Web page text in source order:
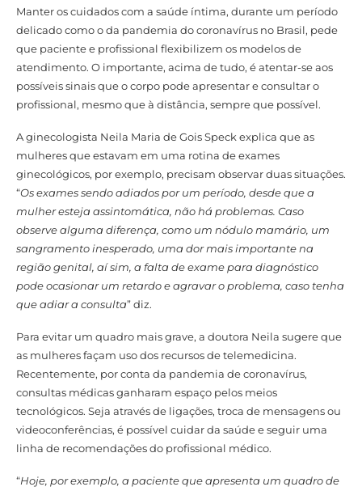
Manter os cuidados com a saúde íntima, durante um período
delicado como o da pandemia do coronavírus no Brasil, pede
que paciente e profissional flexibilizem os modelos de
atendimento. O importante, acima de tudo, é atentar-se aos
possíveis sinais que o corpo pode apresentar e consultar o
profissional, mesmo que à distância, sempre que possível.
A ginecologista Neila Maria de Gois Speck explica que as
mulheres que estavam em uma rotina de exames
ginecológicos, por exemplo, precisam observar duas situações.
“Os exames sendo adiados por um período, desde que a
mulher esteja assintomática, não há problemas. Caso
observe alguma diferença, como um nódulo mamário, um
sangramento inesperado, uma dor mais importante na
região genital, aí sim, a falta de exame para diagnóstico
pode ocasionar um retardo e agravar o problema, caso tenha
que adiar a consulta” diz.
Para evitar um quadro mais grave, a doutora Neila sugere que
as mulheres façam uso dos recursos de telemedicina.
Recentemente, por conta da pandemia de coronavírus,
consultas médicas ganharam espaço pelos meios
tecnológicos. Seja através de ligações, troca de mensagens ou
videoconferências, é possível cuidar da saúde e seguir uma
linha de recomendações do profissional médico.
“Hoje, por exemplo, a paciente que apresenta um quadro de